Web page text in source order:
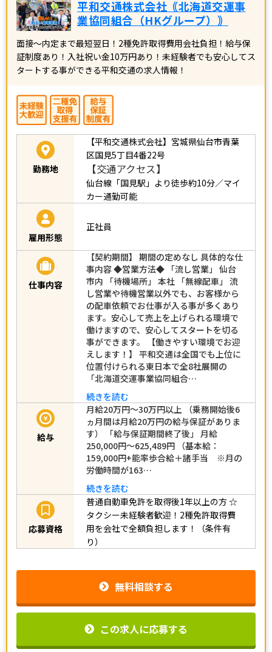
平和交通株式会社｟北海道交運事
業協同組合（HKグループ）｠
面接～内定まで最短翌日！2種免許取得費用会社負担！給与保
証制度あり！入社祝い金10万円あり！未経験者でも安心してス
タートする事ができる平和交通の求人情報！
勤務地
【平和交通株式会社】宮城県仙台市青葉
区国見5丁目4番22号
【交通アクセス】
仙台線「国見駅」より徒歩約10分／マイ
カー通勤可能
雇用形態
正社員
仕事内容
【契約期間】 期間の定めなし 具体的な仕
事内容 ◆営業方法◆ 「流し営業」 仙台
市内 「待機場所」 本社 「無線配車」 流
し営業や待機営業以外でも、お客様から
の配車依頼でお仕事が入る事が多くあり
ます。安心して売上を上げられる環境で
働けますので、安心してスタートを切る
事ができます。 【働きやすい環境でお迎
えします！】 平和交通は全国でも上位に
位置付けられる東日本で全8社展開の
「北海道交運事業協同組合…
続きを読む
給与
月給20万円～30万円以上 （乗務開始後6
ヵ月間は月給20万円の給与保証がありま
す） 「給与保証期間終了後」 月給
250,000円～625,489円 （基本給：
159,000円+能率歩合給＋諸手当 ※月の
労働時間が163…
続きを読む
応募資格
普通自動車免許を取得後1年以上の方☆
タクシー未経験者歓迎！2種免許取得費
用を会社で全額負担します！（条件有
り）
無料相談する
この求人に応募する